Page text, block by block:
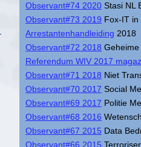
Observant#74 2020 Stasi NL
Observant#73 2019 Fox-IT in
Arrestantenhandleiding 2018
Observant#72 2018
Referendum WIV 2017
Observant#71 2018 Niet
Observant#70 2017 Social
Observant#69 2017 Politie
Observant#68 2016
Observant#67 2015 Data
Observant#66 2015